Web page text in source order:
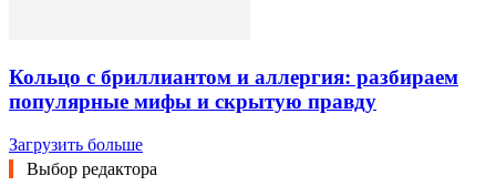
Кольцо с бриллиантом и аллергия: разбираем
популярные мифы и скрытую правду
Загрузить больше
Выбор редактора